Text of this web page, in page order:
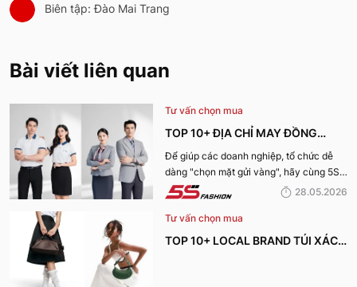
Biên tập: Đào Mai Trang
Bài viết liên quan
Tư vấn chọn mua
TOP 10+ ĐỊA CHỈ MAY ĐỒNG
PHỤC CÔNG TY ĐẸP, UY TÍN
NHẤT HIỆN NAY
Để giúp các doanh nghiệp, tổ chức dễ
dàng "chọn mặt gửi vàng", hãy cùng 5S
Fashion tìm hiểu những địa chỉ may đồng
được nhiều đánh giá tích cực nhất hiện
nay.
28.05.2026
Tư vấn chọn mua
TOP 10+ LOCAL BRAND TÚI XÁCH